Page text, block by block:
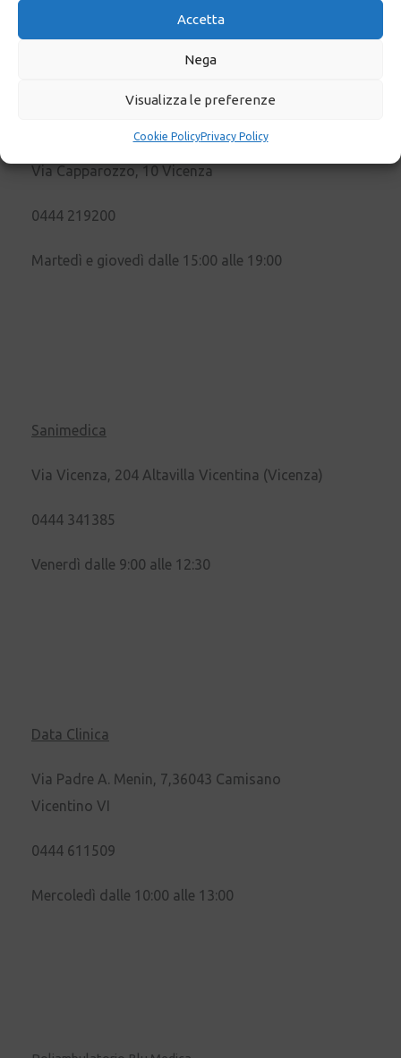
Accetta
Nega
Visualizza le preferenze
Cookie PolicyPrivacy Policy
Via Capparozzo, 10 Vicenza
0444 219200
Martedì e giovedì dalle 15:00 alle 19:00
Sanimedica
Via Vicenza, 204 Altavilla Vicentina (Vicenza)
0444 341385
Venerdì dalle 9:00 alle 12:30
Data Clinica
Via Padre A. Menin, 7,36043 Camisano
Vicentino VI
0444 611509
Mercoledì dalle 10:00 alle 13:00